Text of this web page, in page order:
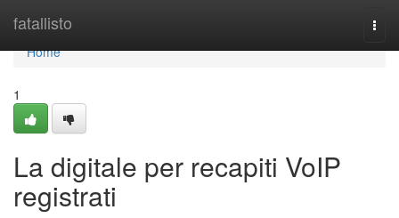
fatallisto
Home
Home
1
La digitale per recapiti VoIP
registrati